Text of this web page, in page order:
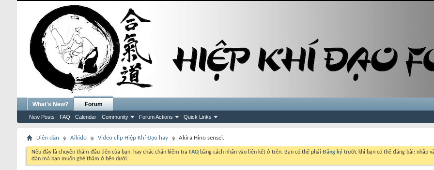
What's New? Forum
New Posts FAQ Calendar Community Forum Actions Quick Links
Diễn đàn Aikido Video clip Hiệp Khí Đạo hay Akira Hino sensei.
Nếu đây là chuyến thăm đầu tiên của bạn, hãy chắc chắn kiểm tra FAQ bằng cách nhấn vào liên kết ở trên. Bạn có thể phải Đăng ký trước khi bạn có thể đăng bài: nhấp
đàn mà bạn muốn ghé thăm ở bên dưới.